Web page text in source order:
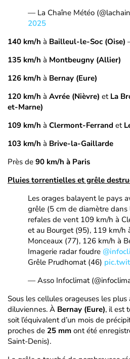
— La Chaîne Météo
2025
140 km/h à Bailleul-le-Soc (Oise)
135 km/h à Montbeugny (Allier)
126 km/h à Bernay (Eure)
120 km/h à Avrée (Nièvre) et La
et-Marne)
109 km/h à Clermont-Ferrand et
103 km/h à Brive-la-Gaillarde
Près de 90 km/h à Paris
Pluies torrentielles et grêle
Les orages balayent le pays
grêle (5 cm de diamètre
refales de vent 109 km/h à
et au Bourget (95), 119 km/h
Monceaux (77), 126 km/h à
Imagerie radar foudre
Grêle Prudhomat (46)
— Asso Infoclimat
Sous les cellules orageuses les
diluviennes. À Bernay (Eure), il est
soit l’équivalent d’un mois de
proches de 25 mm ont été
Saint-Denis).